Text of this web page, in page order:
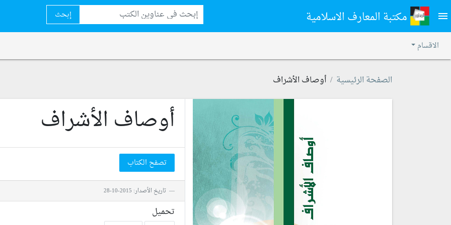
menu مكتبة المعارف الاسلامية إبحث
الاقسام
الصفحة الرئيسية أوصاف الأشراف
أوصاف الأشراف
تصفح الكتاب
تاريخ الأصدار: 2015-10-28
تحميل